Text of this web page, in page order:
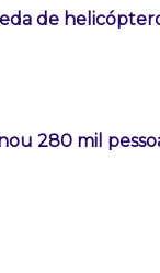
de
280 mil